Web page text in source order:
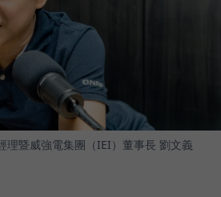
理暨威強電集團（IEI）董事長 劉文義